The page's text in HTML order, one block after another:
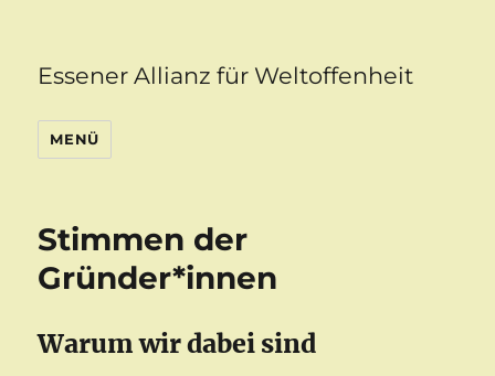
Essener Allianz für Weltoffenheit
MENÜ
Stimmen der
Gründer*innen
Warum wir dabei sind